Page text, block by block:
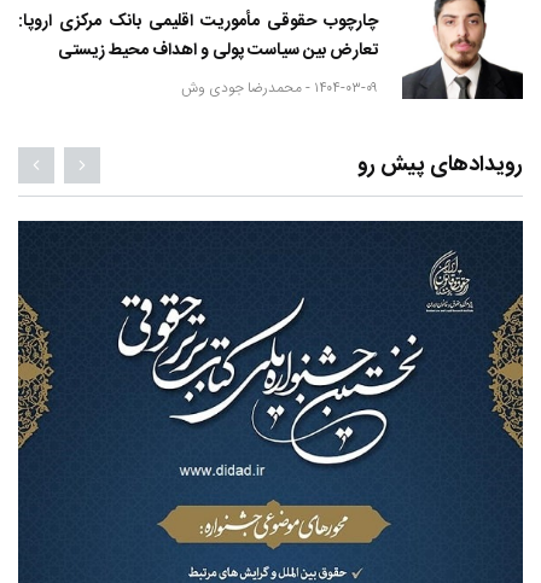
چارچوب حقوقی مأموریت اقلیمی بانک مرکزی اروپا:
تعارض بین سیاست پولی و اهداف محیط زیستی
۱۴۰۴-۰۳-۰۹ - محمدرضا جودی وش
رویدادهای پیش رو